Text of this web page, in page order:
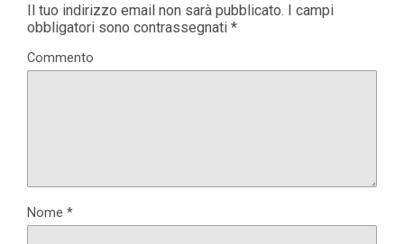
Il tuo indirizzo email non sarà pubblicato. I campi
obbligatori sono contrassegnati *
Commento
Nome *